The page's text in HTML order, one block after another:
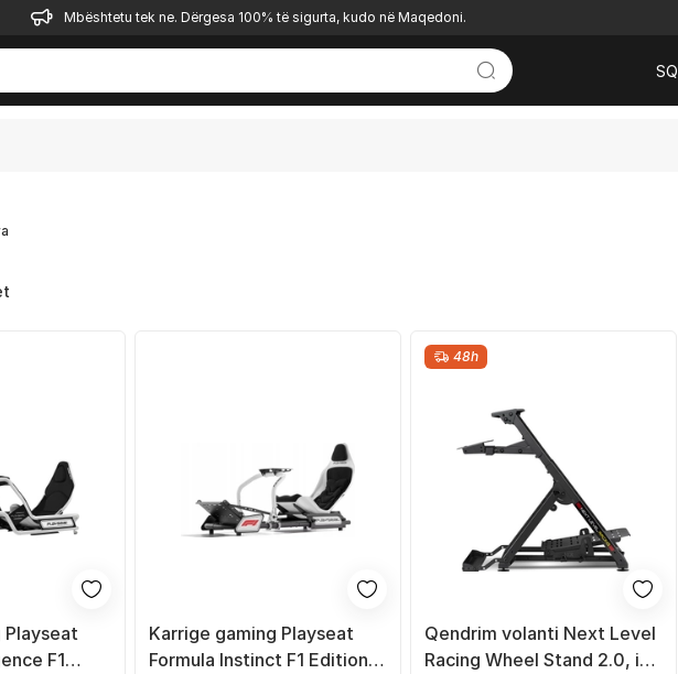
Mbështetu tek ne. Dërgesa 100% të sigurta, kudo në Maqedoni.
SQ
Playseat
F1
Karrige gaming Playseat
Formula Instinct F1 Edition,
48h
Qendrim volanti Next Level
Racing Wheel Stand 2.0, i